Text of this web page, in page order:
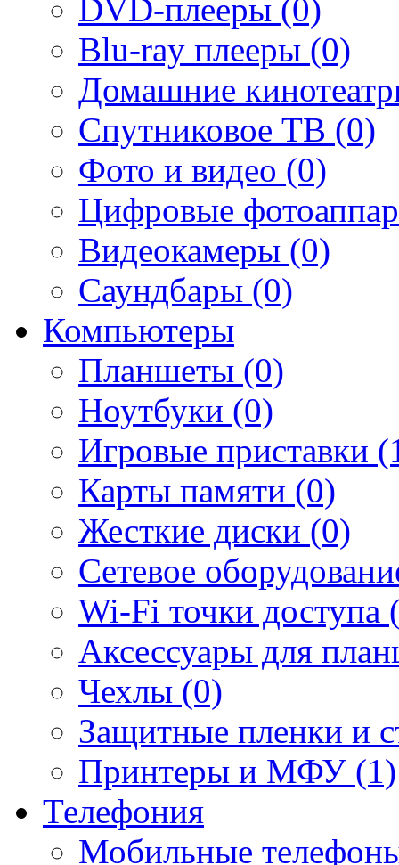
DVD-плееры (0)
Blu-ray плееры (0)
Домашние
Спутниковое ТВ (0)
Фото и видео (0)
Цифровые
Видеокамеры (0)
Саундбары (0)
Компьютеры
Планшеты (0)
Ноутбуки (0)
Игровые приставки
Карты памяти (0)
Жесткие диски (0)
Сетевое
Wi-Fi точки доступа
Аксессуары для
Чехлы (0)
Защитные пленки и
Принтеры и МФУ (1)
Телефония
Мобильные